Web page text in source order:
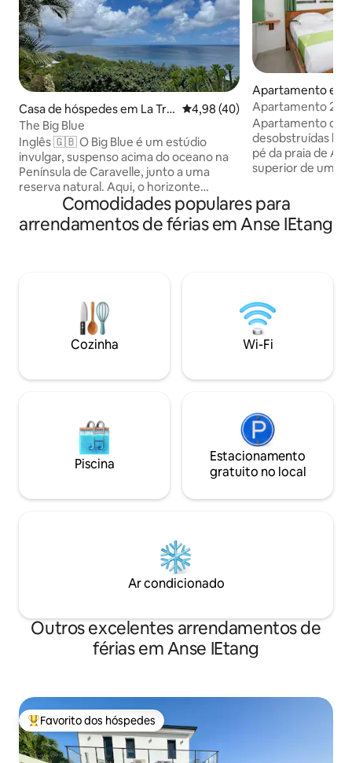
Casa de hóspedes em La Trin
ité
Classificação média de 4,98
4,98 (40)
The Big Blue
Inglês 🇬🇧 O Big Blue é um estúdio
invulgar, suspenso acima do oceano na
Península de Caravelle, junto a uma
reserva natural. Aqui, o horizonte
estende-se infinitamente entre o mar, a
luz e o silêncio. Oferece vistas
espetaculares e uma serenidade
insonorizada e com ar condicionado,
garante um conforto total, com a praia a
apenas 5 minutos a pé, para além de
percursos pedestres e da aldeia nas
Apartamento em
Apartamento 2* a
Tartane
Apartamento de
desobstruídas
pé da praia de
superior de um
tranquilidade. É
quarto com ar
de 140x190 e um
cozinha equipada
estar, um terraço
cadeiras e um
seguro.
Comodidades populares para
arrendamentos de férias em Anse IEtang
Cozinha Wi-Fi
Piscina
Estacionamento
gratuito no local
Ar condicionado
Outros excelentes arrendamentos de
férias em Anse IEtang
Favoritos dos hóspedes mais apreciados
Favorito dos hóspedes